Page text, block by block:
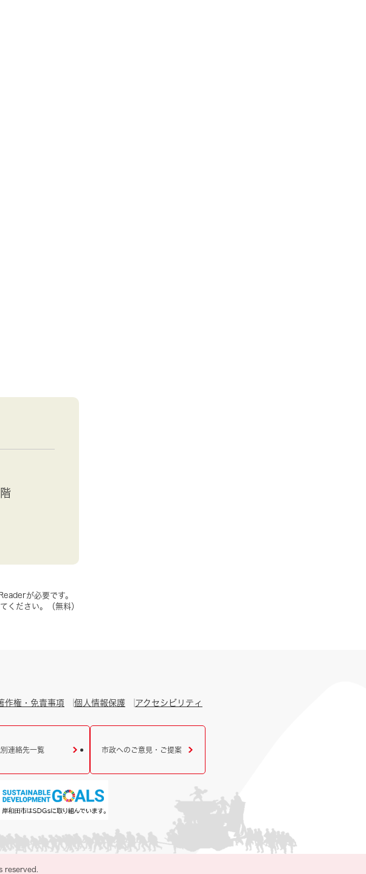
が必要です。
ください。（無料）
作権・免責事項 個人情報保護 アクセシビリティ
連絡先一覧 市政へのご意見・ご提案